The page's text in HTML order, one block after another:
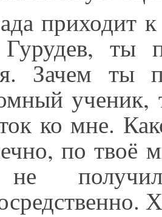
приходит
ты
Зачем ты
ученик,
ко мне.
по твоё